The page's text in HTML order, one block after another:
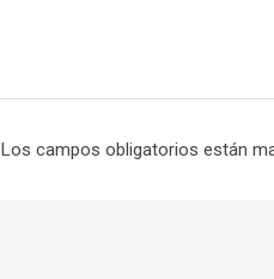
Los campos obligatorios están